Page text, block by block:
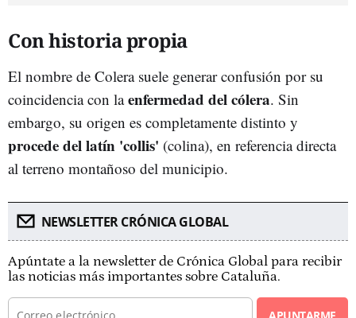
Con historia propia
El nombre de Colera suele generar confusión por su
coincidencia con laenfermedad del cólera. Sin
embargo, su origen es completamente distinto y
procede del latín 'collis' (colina), en referencia directa
al terreno montañoso del municipio.
NEWSLETTER CRÓNICA GLOBAL
Apúntate a la newsletter de Crónica Global para recibir
las noticias más importantes sobre Cataluña.